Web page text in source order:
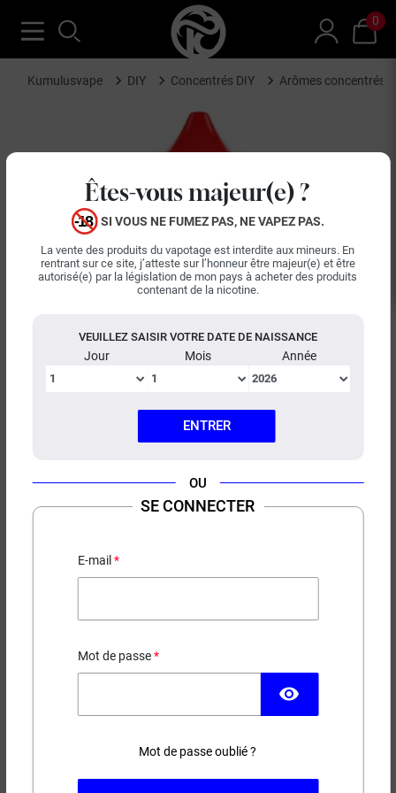
Êtes-vous majeur(e) ?
SI VOUS NE FUMEZ PAS, NE VAPEZ PAS.
La vente des produits du vapotage est interdite aux mineurs. En
rentrant sur ce site, j’atteste sur l’honneur être majeur(e) et être
autorisé(e) par la législation de mon pays à acheter des produits
contenant de la nicotine.
VEUILLEZ SAISIR VOTRE DATE DE NAISSANCE
Jour Mois Année
ENTRER
OU
SE CONNECTER
E-mail
Mot de passe
visibility
Mot de passe oublié ?
0
Kumulusvape DIY Concentrés DIY Arômes concentrés
(1 avis)
Baies de Goji - Framboise - Grenadine
13,50 €